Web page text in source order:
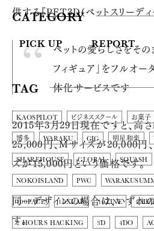
CATEGORY
PICK UP REPORT
TAG
KAOSPILOT ビジネススクール お菓子
博多 WARAKU GIG 明星和楽
SHAREHOUSE GLOBAL SQUASH
NOKOISLAND PWC
100FACE 10XLAB 10ZINE
2 HOURS HACKING 3D 4DO
供する『PET3D(ペットスリーデ
ペットの愛らしさをその
フィギュア」をフルオー
体化サービスです
2015年3月29日現在ですと、高
25,000円、Mサイズが20,000円
ズが15,000円という価格です。
同一デザインの場合は、いずれ
す。